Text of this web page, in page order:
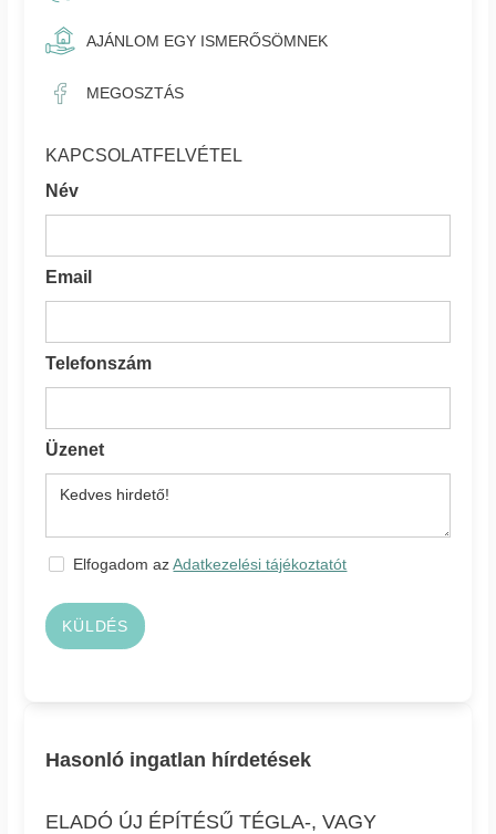
AJÁNLOM EGY ISMERŐSÖMNEK
MEGOSZTÁS
KAPCSOLATFELVÉTEL
Név
Email
Telefonszám
Üzenet
Elfogadom azAdatkezelési tájékoztatót
KÜLDÉS
Hasonló ingatlan hírdetések
ELADÓ ÚJ ÉPÍTÉSŰ TÉGLA-, VAGY